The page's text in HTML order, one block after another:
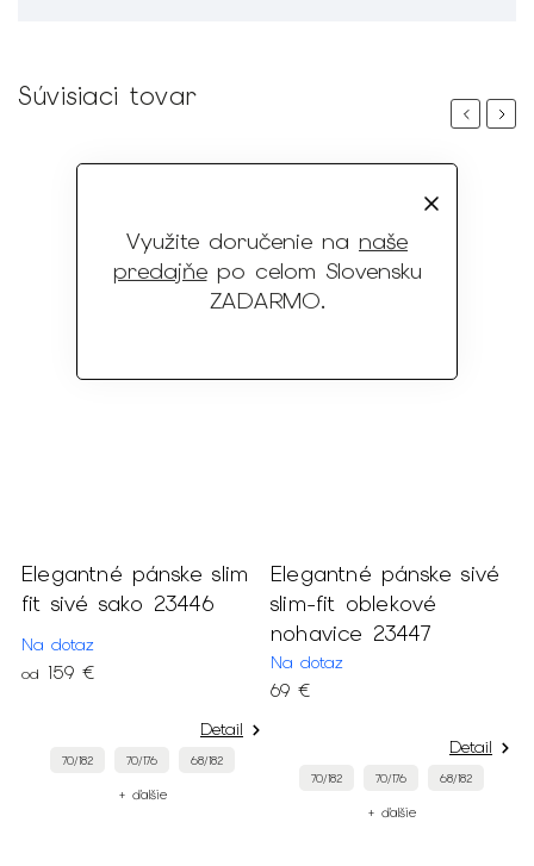
Využite doručenie na naše
predajňepo celom Slovensku
ZADARMO.
Súvisiaci tovar
Previous
Elegantné pánske slim
fit sivé sako 23446
Na dotaz
od 159 €
Detail
70/182 70/176 68/182
+ ďalšie
Elegantné pánske sivé
slim-fit oblekové
nohavice 23447
Na dotaz
69 €
Detail
70/182 70/176 68/182
+ ďalšie
Next